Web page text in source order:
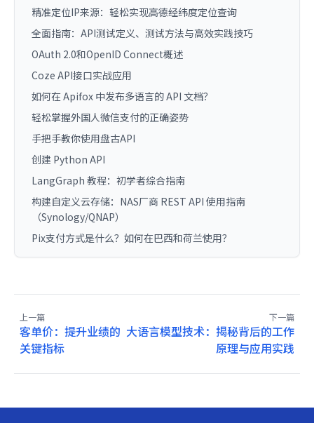
精准定位IP来源：轻松实现高德经纬度定位查询
全面指南：API测试定义、测试方法与高效实践技巧
OAuth 2.0和OpenID Connect概述
Coze API接口实战应用
如何在 Apifox 中发布多语言的 API 文档？
轻松掌握外国人微信支付的正确姿势
手把手教你使用盘古API
创建 Python API
LangGraph 教程：初学者综合指南
构建自定义云存储：NAS厂商 REST API 使用指南
（Synology/QNAP）
Pix支付方式是什么？如何在巴西和荷兰使用？
上一篇
客单价：提升业绩的
关键指标
下一篇
大语言模型技术：揭秘背后的工作
原理与应用实践